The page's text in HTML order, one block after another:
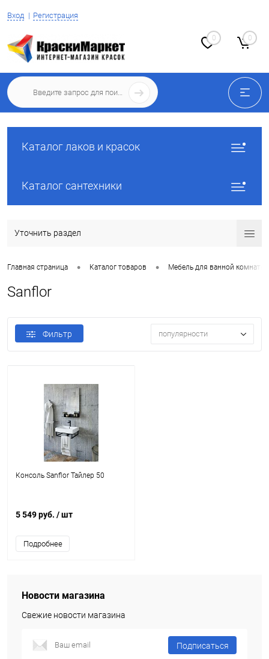
Вход Регистрация
0 0
Каталог лаков и красок
Каталог сантехники
Уточнить раздел
Главная страница • Каталог товаров • Мебель для ванной комнаты
Sanflor
Фильтр популярности
Консоль Sanflor Тайлер 50
5 549 руб. / шт
Подробнее
Новости магазина
Свежие новости магазина
Подписаться